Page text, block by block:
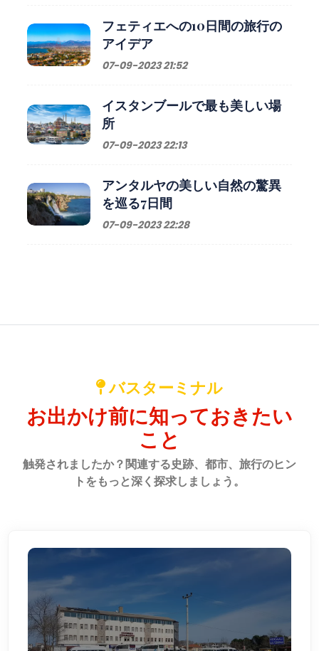
フェティエへの10日間の旅行の
アイデア
07-09-2023 21:52
イスタンブールで最も美しい場
所
07-09-2023 22:13
アンタルヤの美しい自然の驚異
を巡る7日間
07-09-2023 22:28
バスターミナル
お出かけ前に知っておきたい
こと
触発されましたか？関連する史跡、都市、旅行のヒン
トをもっと深く探求しましょう。